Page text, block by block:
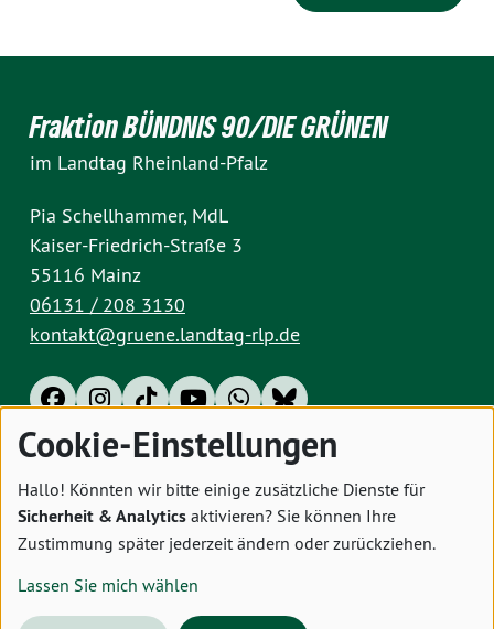
Fraktion BÜNDNIS 90/DIE GRÜNEN
im Landtag Rheinland-Pfalz
Pia Schellhammer, MdL
Kaiser-Friedrich-Straße 3
55116 Mainz
06131 / 208 3130
kontakt@gruene.landtag-rlp.de
Impressum Datenschutz Cookies
Cookie-Einstellungen
Hallo! Könnten wir bitte einige zusätzliche Dienste für
Sicherheit & Analytics aktivieren? Sie können Ihre
Zustimmung später jederzeit ändern oder zurückziehen.
Lassen Sie mich wählen